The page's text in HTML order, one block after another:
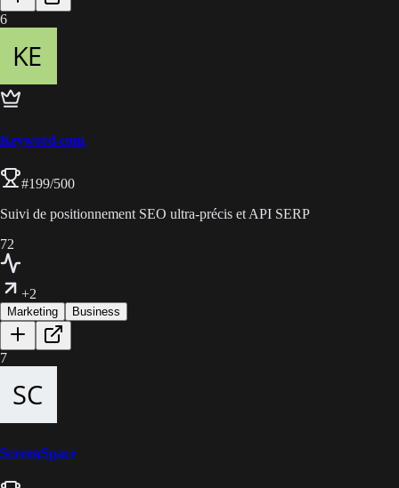
6
Keyword.com
#199/500
Suivi de positionnement SEO ultra-précis et API SERP
72
+2
Marketing Business
7
ScreenSpace